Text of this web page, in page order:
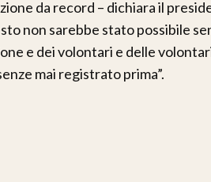
da record – dichiara il
non sarebbe stato possibile
e dei volontari e delle
mai registrato prima”.